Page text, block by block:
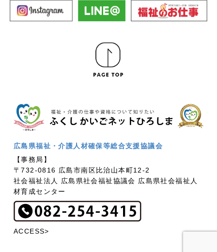
広島県福祉・介護人材確保等総合支援協議会
【事務局】
〒732-0816 広島市南区比治山本町12-2
社会福祉法人 広島県社会福祉協議会 広島県社会福祉人
材育成センター
ACCESS>